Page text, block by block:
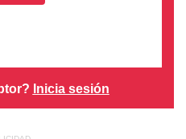
Inicia sesión